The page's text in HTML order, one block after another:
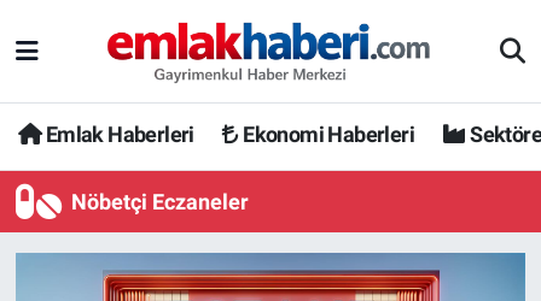
Emlak Haberleri Ekonomi Haberleri
Nöbetçi Eczaneler